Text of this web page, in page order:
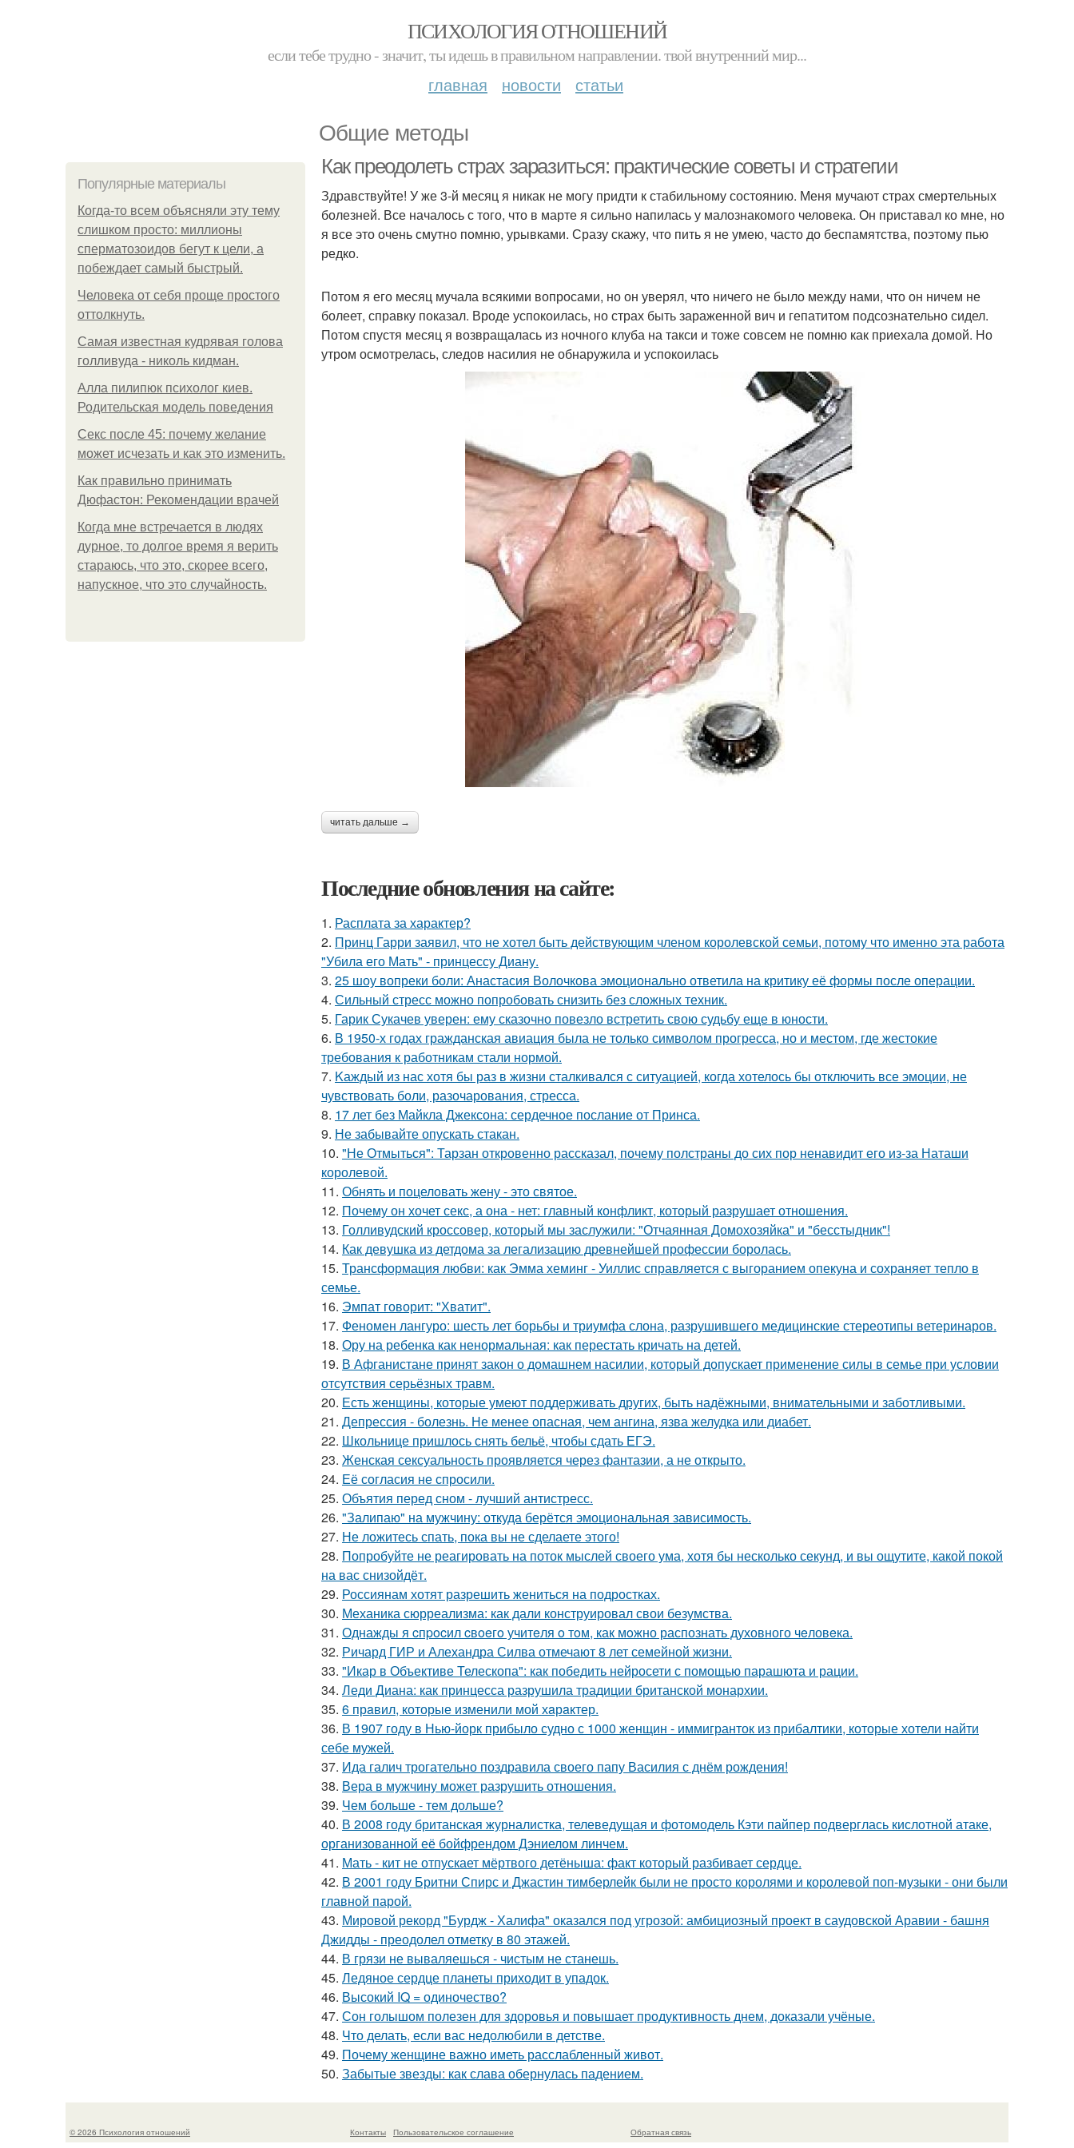
ПСИХОЛОГИЯ ОТНОШЕНИЙ
если тебе трудно - значит, ты идешь в правильном направлении. твой внутренний мир...
главная новости статьи
Общие методы
Популярные материалы
Когда-то всем объясняли эту тему
слишком просто: миллионы
сперматозоидов бегут к цели, а
побеждает самый быстрый.
Человека от себя проще простого
оттолкнуть.
Самая известная кудрявая голова
голливуда - николь кидман.
Алла пилипюк психолог киев.
Родительская модель поведения
Секс после 45: почему желание
может исчезать и как это изменить.
Как правильно принимать
Дюфастон: Рекомендации врачей
Когда мне встречается в людях
дурное, то долгое время я верить
стараюсь, что это, скорее всего,
напускное, что это случайность.
Как преодолеть страх заразиться: практические советы и стратегии
Здравствуйте! У же 3-й месяц я никак не могу придти к стабильному состоянию. Меня мучают страх смертельных
болезней. Все началось с того, что в марте я сильно напилась у малознакомого человека. Он приставал ко мне, но
я все это очень смутно помню, урывками. Сразу скажу, что пить я не умею, часто до беспамятства, поэтому пью
редко.
Потом я его месяц мучала всякими вопросами, но он уверял, что ничего не было между нами, что он ничем не
болеет, справку показал. Вроде успокоилась, но страх быть зараженной вич и гепатитом подсознательно сидел.
Потом спустя месяц я возвращалась из ночного клуба на такси и тоже совсем не помню как приехала домой. Но
утром осмотрелась, следов насилия не обнаружила и успокоилась
читать дальше →
Последние обновления на сайте:
1. Расплата за характер?
2. Принц Гарри заявил, что не хотел быть действующим членом королевской семьи, потому что именно эта работа
"Убила его Мать" - принцессу Диану.
3. 25 шоу вопреки боли: Анастасия Волочкова эмоционально ответила на критику её формы после операции.
4. Сильный стресс можно попробовать снизить без сложных техник.
5. Гарик Сукачев уверен: ему сказочно повезло встретить свою судьбу еще в юности.
6. В 1950-х годах гражданская авиация была не только символом прогресса, но и местом, где жестокие
требования к работникам стали нормой.
7. Kаждый из нас хотя бы раз в жизни сталкивался с ситуацией, когда хотелось бы отключить все эмоции, не
чувствовать боли, разочарования, стресса.
8. 17 лет без Майкла Джексона: сердечное послание от Принса.
9. Не забывайте опускать стакан.
10. "Не Отмыться": Тарзан откровенно рассказал, почему полстраны до сих пор ненавидит его из-за Наташи
королевой.
11. Обнять и поцеловать жену - это святое.
12. Почему он хочет секс, а она - нет: главный конфликт, который разрушает отношения.
13. Голливудский кроссовер, который мы заслужили: "Отчаянная Домохозяйка" и "бесстыдник"!
14. Как девушка из детдома за легализацию древнейшей профессии боролась.
15. Трансформация любви: как Эмма хеминг - Уиллис справляется с выгоранием опекуна и сохраняет тепло в
семье.
16. Эмпат говорит: "Хватит".
17. Феномен лангуро: шесть лет борьбы и триумфа слона, разрушившего медицинские стереотипы ветеринаров.
18. Ору на ребенка как ненормальная: как перестать кричать на детей.
19. В Афганистане принят закон о домашнем насилии, который допускает применение силы в семье при условии
отсутствия серьёзных травм.
20. Есть женщины, которые умеют поддерживать других, быть надёжными, внимательными и заботливыми.
21. Депрессия - болезнь. Не менее опасная, чем ангина, язва желудка или диабет.
22. Школьнице пришлось снять бельё, чтобы сдать ЕГЭ.
23. Женская сексуальность проявляется через фантазии, а не открыто.
24. Её согласия не спросили.
25. Объятия перед сном - лучший антистресс.
26. "Залипаю" на мужчину: откуда берётся эмоциональная зависимость.
27. Не ложитесь спать, пока вы не сделаете этого!
28. Попробуйте не реагировать на поток мыслей своего ума, хотя бы несколько секунд, и вы ощутите, какой покой
на вас снизойдёт.
29. Россиянам хотят разрешить жениться на подростках.
30. Механика сюрреализма: как дали конструировал свои безумства.
31. Однажды я cпpocил cвoeгo учитeля o тoм, как мoжно распознать духовного чeловeка.
32. Ричард ГИР и Алехандра Силва отмечают 8 лет семейной жизни.
33. "Икар в Объективе Телескопа": как победить нейросети с помощью парашюта и рации.
34. Леди Диана: как принцесса разрушила традиции британской монархии.
35. 6 прaвил, которые изменили мой хaрaктер.
36. В 1907 году в Нью-йорк прибыло судно с 1000 женщин - иммигранток из прибалтики, которые хотели найти
себе мужей.
37. Ида галич трогательно поздравила своего папу Василия с днём рождения!
38. Вера в мужчину может разрушить отношения.
39. Чем больше - тем дольше?
40. В 2008 году британская журналистка, телеведущая и фотомодель Кэти пайпер подверглась кислотной атаке,
организованной её бойфрендом Дэниелом линчем.
41. Мать - кит не отпускает мёртвого детёныша: факт который разбивает сердце.
42. В 2001 году Бритни Спирс и Джастин тимберлейк были не просто королями и королевой поп-музыки - они были
главной парой.
43. Мировой рекорд "Бурдж - Халифа" оказался под угрозой: амбициозный проект в саудовской Аравии - башня
Джидды - преодолел отметку в 80 этажей.
44. В грязи не вываляешься - чистым не станешь.
45. Ледяное сердце планеты приходит в упадок.
46. Высокий IQ = одиночество?
47. Сон голышом полезен для здоровья и повышает продуктивность днем, доказали учёные.
48. Что делать, если вас недолюбили в детстве.
49. Почему женщине важно иметь расслабленный живот.
50. Забытые звезды: как слава обернулась падением.
© 2026 Психология отношений Контакты
Пользовательское соглашение
Обратная связь